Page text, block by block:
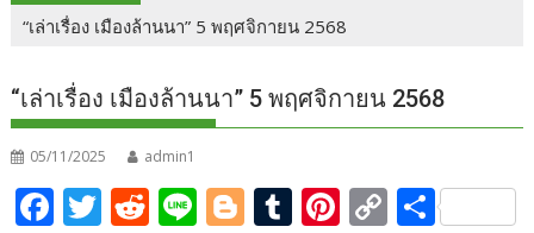
“เล่าเรื่อง เมืองล้านนา” 5 พฤศจิกายน 2568
“เล่าเรื่อง เมืองล้านนา” 5 พฤศจิกายน 2568
05/11/2025 admin1
F T R Li Bl T Pi C S